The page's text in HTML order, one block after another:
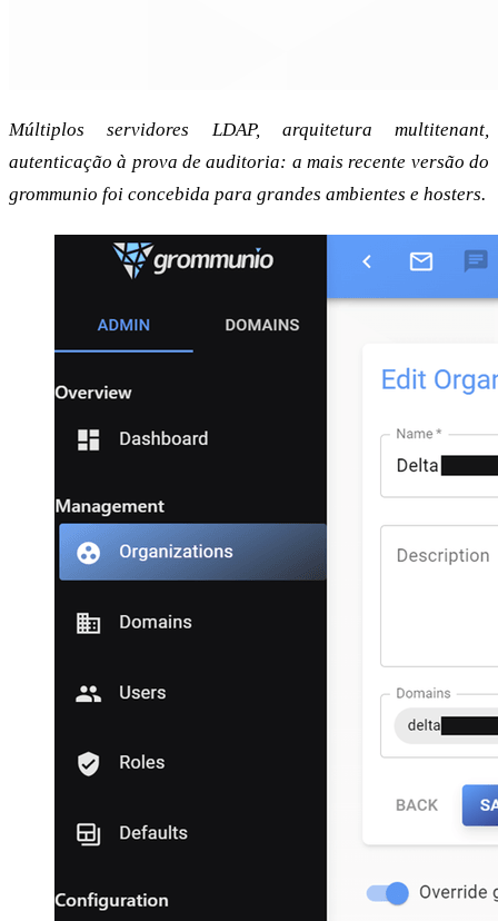
Múltiplos servidores LDAP, arquitetura multitenant,
autenticação à prova de auditoria: a mais recente versão do
grommunio foi concebida para grandes ambientes e hosters.